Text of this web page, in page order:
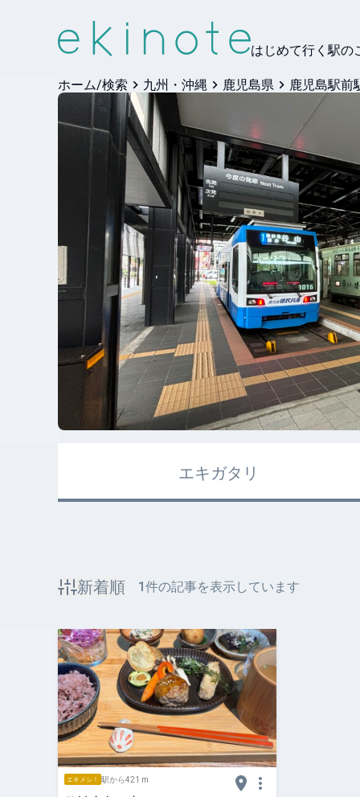
はじめて行く駅の
ホーム/検索 九州・沖縄 鹿児島県 鹿児島駅前
エキガタリ
新着順 1件の記事を表示しています
エキメシ！ 駅から421 m